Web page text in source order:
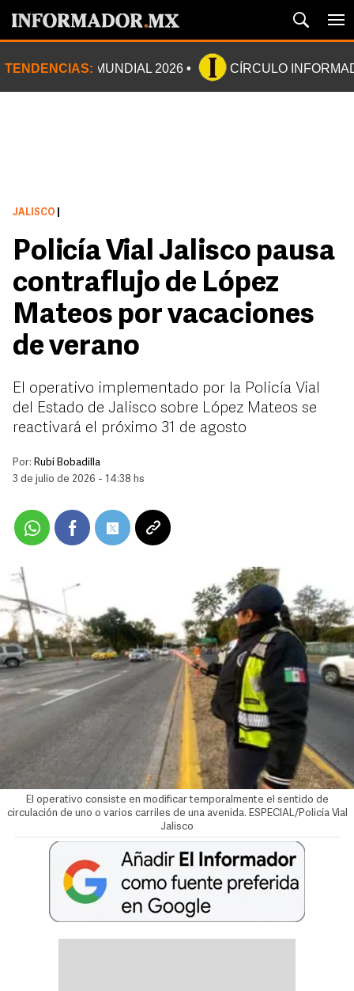
TENDENCIAS: MUNDIAL 2026 CÍRCULO
JALISCO
Policía Vial Jalisco pausa
contraflujo de López
Mateos por vacaciones
de verano
El operativo implementado por la Policía Vial
del Estado de Jalisco sobre López Mateos se
reactivará el próximo 31 de agosto
Por: Rubí Bobadilla
3 de julio de 2026 - 14:38 hs
El operativo consiste en modificar temporalmente el sentido de
circulación de uno o varios carriles de una avenida. ESPECIAL/Policía Vial
Jalisco